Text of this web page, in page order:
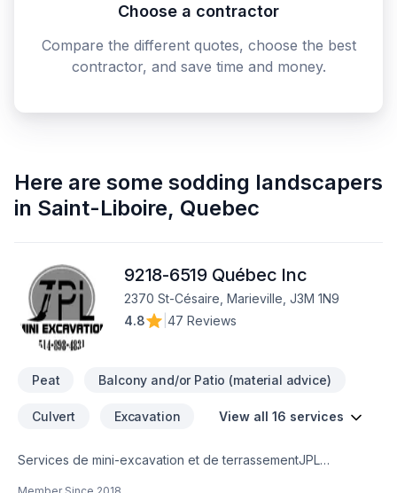
Choose a contractor
Compare the different quotes, choose the best
contractor, and save time and money.
Here are some sodding landscapers
in Saint-Liboire, Quebec
9218-6519 Québec Inc
2370 St-Césaire, Marieville, J3M 1N9
4.8
47 Reviews
Peat Balcony and/or Patio (material advice)
Culvert Excavation View all 16 services
Services de mini-excavation et de terrassementJPL